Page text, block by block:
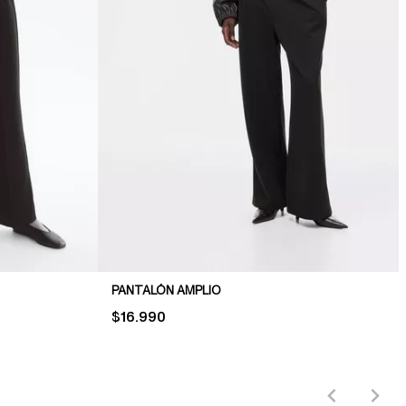
PANTALÓN AMPLIO
PRICE:
$16.990